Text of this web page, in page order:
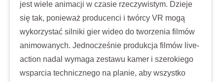
jest wiele animacji w czasie rzeczywistym. Dzieje
się tak, ponieważ producenci i twórcy VR mogą
wykorzystać silniki gier wideo do tworzenia filmów
animowanych. Jednocześnie produkcja filmów live-
action nadal wymaga zestawu kamer i szerokiego
wsparcia technicznego na planie, aby wszystko